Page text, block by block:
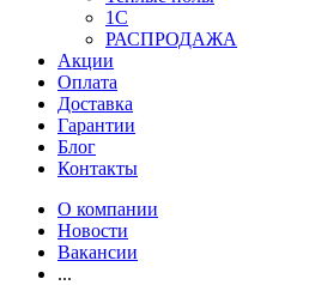
1С
РАСПРОДАЖА
Акции
Оплата
Доставка
Гарантии
Блог
Контакты
О компании
Новости
Вакансии
...